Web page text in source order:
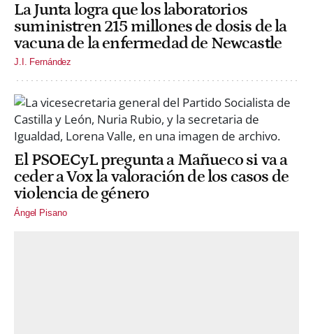
La Junta logra que los laboratorios
suministren 215 millones de dosis de la
vacuna de la enfermedad de Newcastle
J.I. Fernández
El PSOECyL pregunta a Mañueco si va a
ceder a Vox la valoración de los casos de
violencia de género
Ángel Pisano